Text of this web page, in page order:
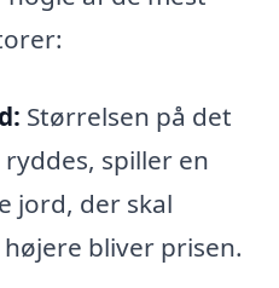
Størrelsen på det
spiller en
jord, der skal
bliver prisen.